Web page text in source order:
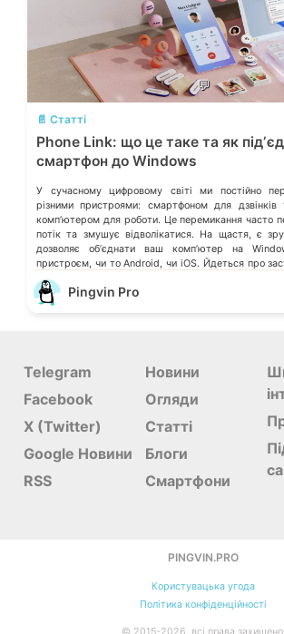
💬
📄 Статті
Phone Link: що це таке та як
смартфон до Windows
У сучасному цифровому світі ми постійно
різними пристроями: смартфоном для дзвінків
компʼютером для роботи. Це перемикання часто
потік та змушує відволікатися. На щастя, є
дозволяє обʼєднати ваш компʼютер на
пристроєм, чи то Android, чи iOS. Йдеться про
смартфоном (Phone Link) від Microsoft, що
своєрідний «міст» до функцій смартфона.
Pingvin Pro
Telegram
Facebook
X (Twitter)
Google Новини
RSS
Новини
Огляди
Статті
Блоги
Смартфони
PINGVIN.PRO
Користувацька угода
Політика конфіденційності